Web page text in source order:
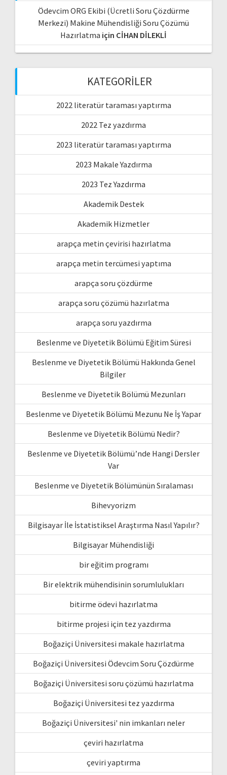
Ödevcim ORG Ekibi (Ücretli Soru Çözdürme
Merkezi) Makine Mühendisliği Soru Çözümü
Hazırlatma için CİHAN DİLEKLİ
KATEGORILER
2022 literatür taraması yaptırma
2022 Tez yazdırma
2023 literatür taraması yaptırma
2023 Makale Yazdırma
2023 Tez Yazdırma
Akademik Destek
Akademik Hizmetler
arapça metin çevirisi hazırlatma
arapça metin tercümesi yaptıma
arapça soru çözdürme
arapça soru çözümü hazırlatma
arapça soru yazdırma
Beslenme ve Diyetetik Bölümü Eğitim Süresi
Beslenme ve Diyetetik Bölümü Hakkında Genel
Bilgiler
Beslenme ve Diyetetik Bölümü Mezunları
Beslenme ve Diyetetik Bölümü Mezunu Ne İş Yapar
Beslenme ve Diyetetik Bölümü Nedir?
Beslenme ve Diyetetik Bölümü’nde Hangi Dersler
Var
Beslenme ve Diyetetik Bölümünün Sıralaması
Bihevyorizm
Bilgisayar İle İstatistiksel Araştırma Nasıl Yapılır?
Bilgisayar Mühendisliği
bir eğitim programı
Bir elektrik mühendisinin sorumlulukları
bitirme ödevi hazırlatma
bitirme projesi için tez yazdırma
Boğaziçi Üniversitesi makale hazırlatma
Boğaziçi Üniversitesi Ödevcim Soru Çözdürme
Boğaziçi Üniversitesi soru çözümü hazırlatma
Boğaziçi Üniversitesi tez yazdırma
Boğaziçi Üniversitesi' nin imkanları neler
çeviri hazırlatma
çeviri yaptırma